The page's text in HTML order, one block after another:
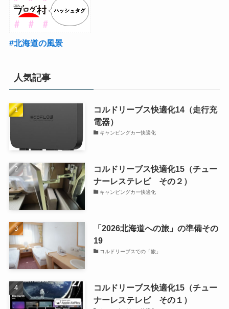
#北海道の風景
人気記事
コルドリーブス快適化14（走行充
電器）
キャンピングカー快適化
コルドリーブス快適化15（チュー
ナーレステレビ その２）
キャンピングカー快適化
「2026北海道への旅」の準備その
19
コルドリーブスでの「旅」
コルドリーブス快適化15（チュー
ナーレステレビ その１）